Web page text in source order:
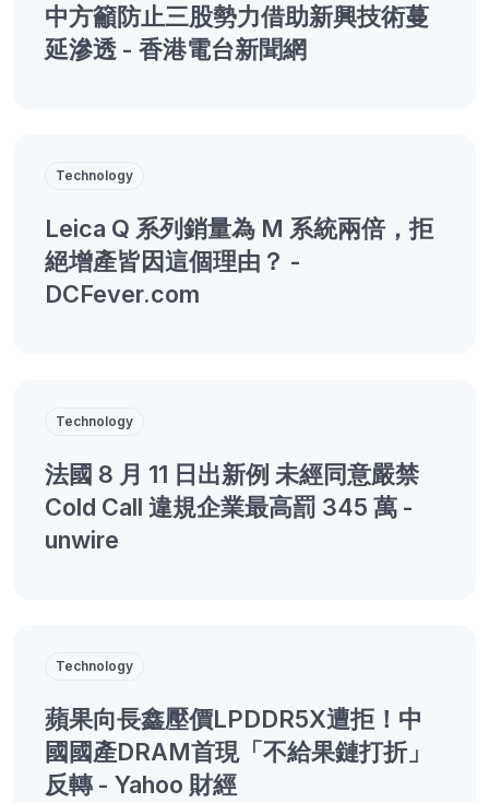
中方籲防止三股勢力借助新興技術蔓
延滲透 - 香港電台新聞網
Technology
Leica Q 系列銷量為 M 系統兩倍，拒
絕增產皆因這個理由？ -
DCFever.com
Technology
法國 8 月 11 日出新例 未經同意嚴禁
Cold Call 違規企業最高罰 345 萬 -
unwire
Technology
蘋果向長鑫壓價LPDDR5X遭拒！中
國國產DRAM首現「不給果鏈打折」
反轉 - Yahoo 財經